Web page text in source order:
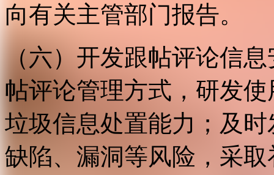
向有关主管部门报告。
（六）开发跟帖评论信
帖评论管理方式，研发
垃圾信息处置能力；及
缺陷、漏洞等风险，采